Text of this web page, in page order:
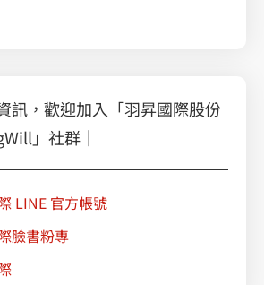
訊，歡迎加入「羽昇國際股份
」社群｜
LINE 官方帳號
臉書粉專